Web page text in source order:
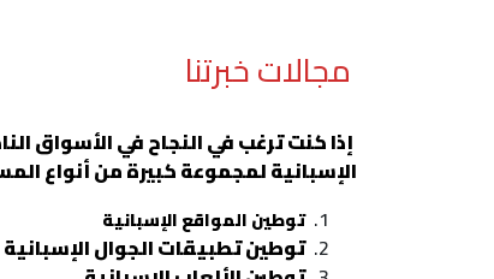
مجالات خبرتنا
إذا كنت ترغب في النجاح في الأسواق
الإسبانية لمجموعة كبيرة من أنواع
توطين المواقع الإسبانية
توطين تطبيقات الجوال الإسبانية